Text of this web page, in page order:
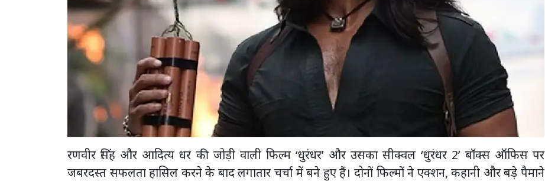
रणवीर सिंह और आदित्य धर की जोड़ी वाली फिल्म ‘धुरंधर’ और उसका सीक्वल ‘धुरंधर 2’ बॉक्स ऑफिस पर
जबरदस्त सफलता हासिल करने के बाद लगातार चर्चा में बने हुए हैं। दोनों फिल्मों ने एक्शन, कहानी और बड़े पैमाने